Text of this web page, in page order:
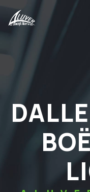
DALLE DE VERRE
Panneau de gestion